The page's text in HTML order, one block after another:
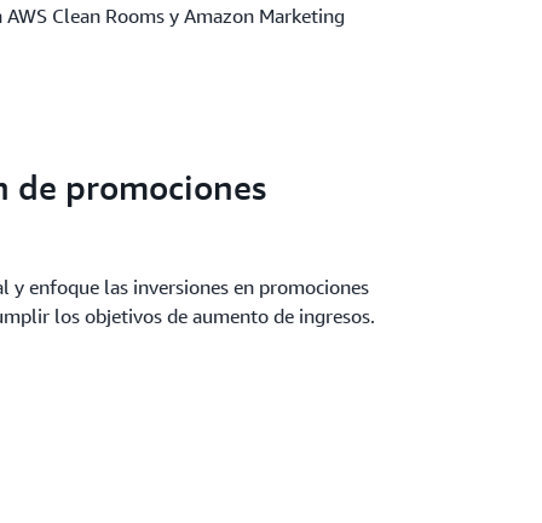
Clean Rooms y Amazon Marketing
de promociones
y enfoque las inversiones en promociones
los objetivos de aumento de ingresos.